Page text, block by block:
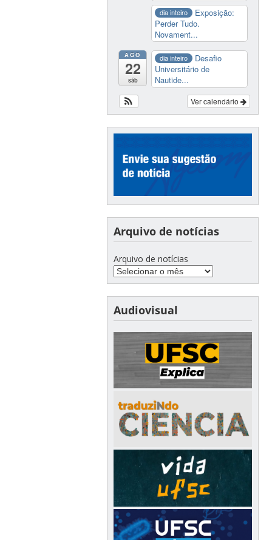
dia inteiro
Exposição:
Perder Tudo.
Novament...
AGO
22
sáb
dia inteiro
Desafio
Universitário de
Nautide...
Ver calendário
Arquivo de notícias
Arquivo de notícias
Audiovisual